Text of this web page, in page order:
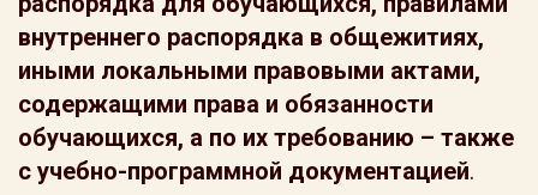
внутреннего распорядка в общежитиях,
иными локальными правовыми актами,
содержащими права и обязанности
обучающихся, а по их требованию – также
с учебно-программной документацией.